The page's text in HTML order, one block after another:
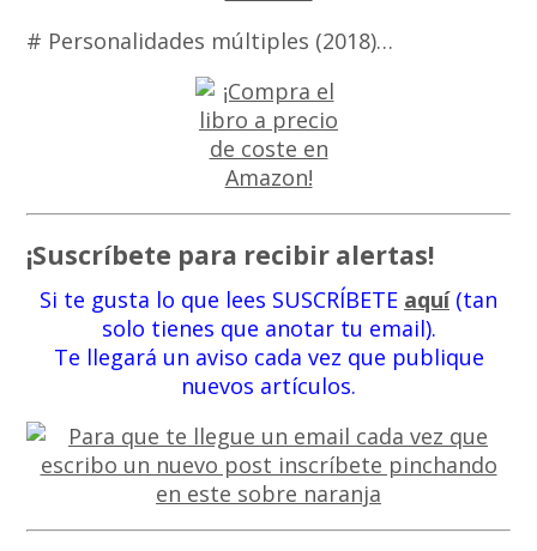
# Personalidades múltiples (2018)…
¡Suscríbete para recibir alertas!
Si te gusta lo que lees SUSCRÍBETE aquí(tan
solo tienes que anotar tu email).
Te llegará un aviso cada vez que publique
nuevos artículos.